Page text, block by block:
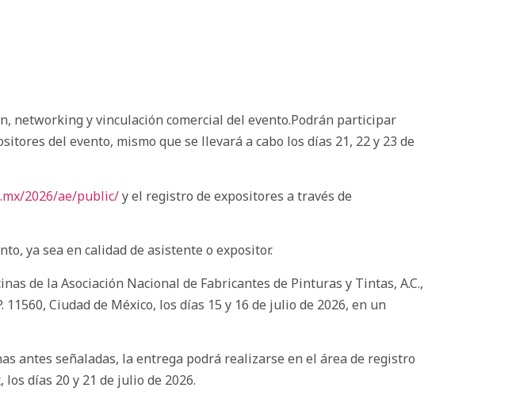
networking y vinculación comercial del evento.Podrán participar
del evento, mismo que se llevará a cabo los días 21, 22 y 23 de
2026/ae/public/y el registro de expositores a través de
ya sea en calidad de asistente o expositor.
de la Asociación Nacional de Fabricantes de Pinturas y Tintas, A.C.,
11560, Ciudad de México, los días 15 y 16 de julio de 2026, en un
antes señaladas, la entrega podrá realizarse en el área de registro
días 20 y 21 de julio de 2026.